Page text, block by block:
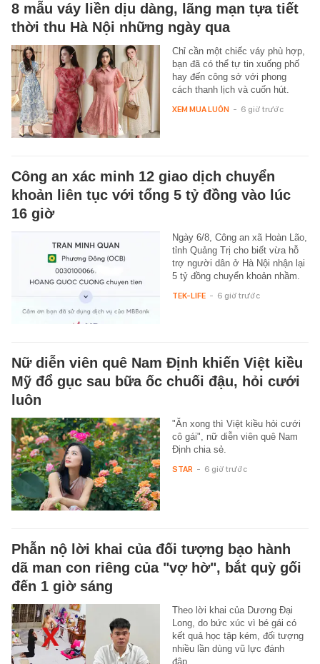
8 mẫu váy liền dịu dàng, lãng mạn tựa tiết
thời thu Hà Nội những ngày qua
Chỉ cần một chiếc váy phù hợp,
bạn đã có thể tự tin xuống phố
hay đến công sở với phong
cách thanh lịch và cuốn hút.
XEM MUA LUÔN - 6 giờ trước
Công an xác minh 12 giao dịch chuyển
khoản liên tục với tổng 5 tỷ đồng vào lúc
16 giờ
Ngày 6/8, Công an xã Hoàn Lão,
tỉnh Quảng Trị cho biết vừa hỗ
trợ người dân ở Hà Nội nhận lại
5 tỷ đồng chuyển khoản nhầm.
TEK-LIFE - 6 giờ trước
Nữ diễn viên quê Nam Định khiến Việt kiều
Mỹ đổ gục sau bữa ốc chuối đậu, hỏi cưới
luôn
"Ăn xong thì Việt kiều hỏi cưới
cô gái", nữ diễn viên quê Nam
Định chia sẻ.
STAR - 6 giờ trước
Phẫn nộ lời khai của đối tượng bạo hành
dã man con riêng của "vợ hờ", bắt quỳ gối
đến 1 giờ sáng
Theo lời khai của Dương Đại
Long, do bức xúc vì bé gái có
kết quả học tập kém, đối tượng
nhiều lần dùng vũ lực đánh
đập…